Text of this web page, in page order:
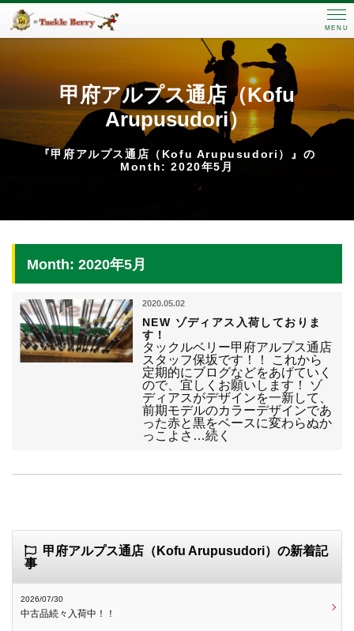
MENU
甲府アルプス通店（Kofu
Arupusudori）
『甲府アルプス通店（Kofu Arupusudori）』の
Month: 2020年5月
Month: 2020年5月
2020.05.02
NEW ゾディアス入荷しておりま
す！
タックルベリー甲府アルプス通店
スタッフ保坂です！！ これから
定期的にブログなどをあげていく
ので、宜しくお願いします！ ゾ
ディアスがデザインを一新して、
前期モデルのカラーデザインであ
った赤と黒をベースに変わらぬか
っこよさ…続く
甲府アルプス通店（Kofu Arupusudori）の新着記
事
2026/07/30
中古品続々入荷中！！